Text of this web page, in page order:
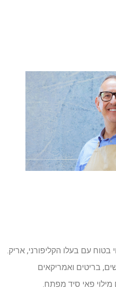
בטוח עם בעלו הקליפורני, אריק.
בריטים ואמריקאים
מילוי פאי סיד מפתח.